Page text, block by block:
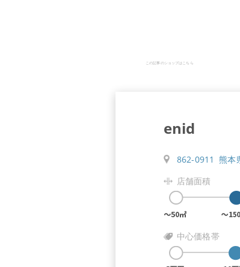
この記事のショップはこちら
enid
862-0911 熊本
店舗面積
中心価格帯